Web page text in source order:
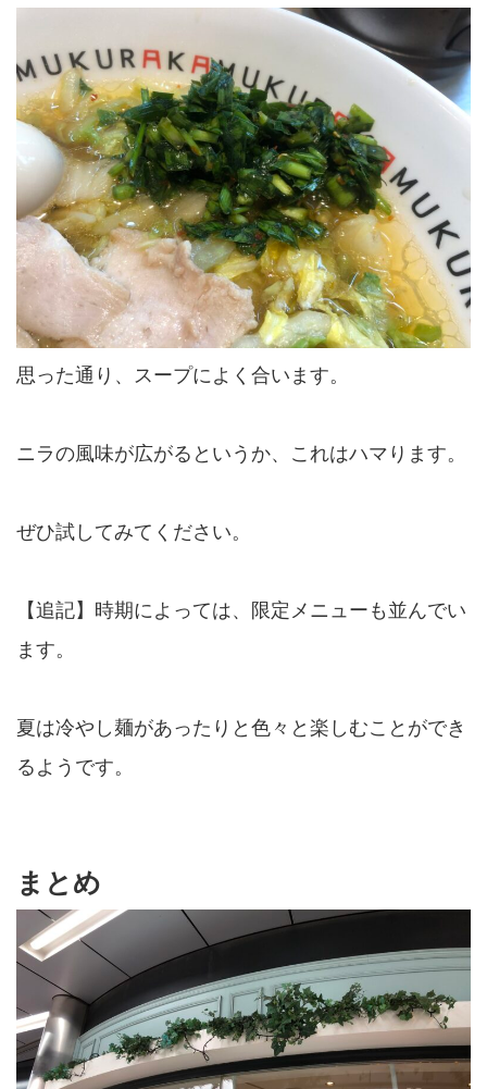
思った通り、スープによく合います。
ニラの風味が広がるというか、これはハマります。
ぜひ試してみてください。
【追記】時期によっては、限定メニューも並んでい
ます。
夏は冷やし麺があったりと色々と楽しむことができ
るようです。
まとめ